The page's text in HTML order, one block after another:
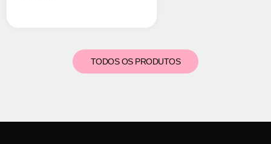
TODOS OS PRODUTOS